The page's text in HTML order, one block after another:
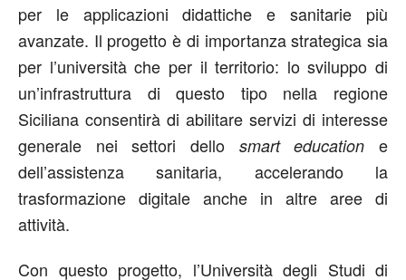
per le applicazioni didattiche e sanitarie più
avanzate. Il progetto è di importanza strategica sia
per l’università che per il territorio: lo sviluppo di
un’infrastruttura di questo tipo nella regione
Siciliana consentirà di abilitare servizi di interesse
generale nei settori dello smart education e
dell’assistenza sanitaria, accelerando la
trasformazione digitale anche in altre aree di
attività.
Con questo progetto, l’Università degli Studi di